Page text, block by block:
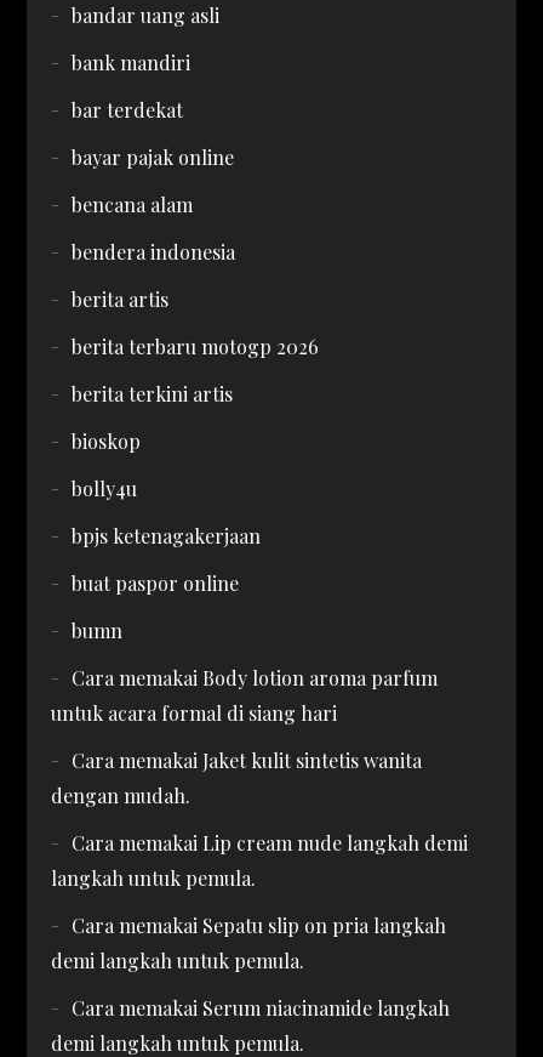
bandar uang asli
bank mandiri
bar terdekat
bayar pajak online
bencana alam
bendera indonesia
berita artis
berita terbaru motogp 2026
berita terkini artis
bioskop
bolly4u
bpjs ketenagakerjaan
buat paspor online
bumn
Cara memakai Body lotion aroma parfum
untuk acara formal di siang hari
Cara memakai Jaket kulit sintetis wanita
dengan mudah.
Cara memakai Lip cream nude langkah demi
langkah untuk pemula.
Cara memakai Sepatu slip on pria langkah
demi langkah untuk pemula.
Cara memakai Serum niacinamide langkah
demi langkah untuk pemula.